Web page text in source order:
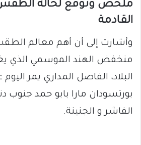
القادمة
وأشارت إلى أن أهم معالم
منخفض الهند الموسمي الذي
البلاد، الفاصل المداري يمر
بورتسودان مارا بابو حمد جنوب
الفاشر و الجنينة.